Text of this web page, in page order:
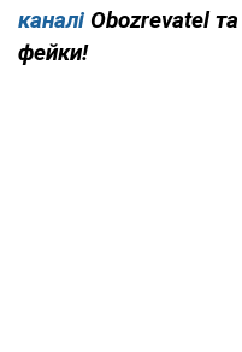
каналі Obozrevatel
фейки!